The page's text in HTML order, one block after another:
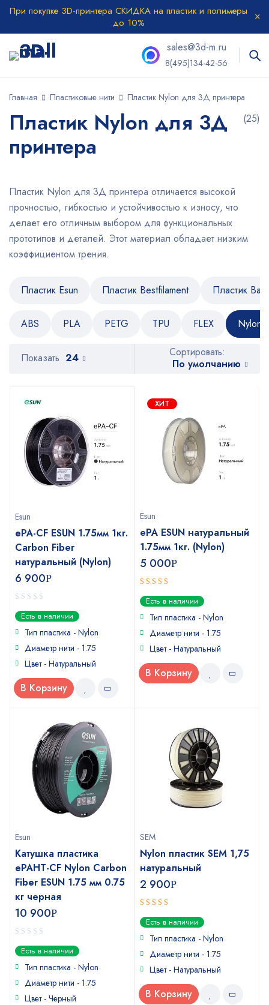
При покупке 3D-принтера СКИДКА на пластик и полимеры
до 10%
sales@3d-m.ru
8(495)134-42-56
Главная Пластиковые нити Пластик Nylon для 3Д принтера
Пластик Nylon для 3Д
принтера
(25)
Пластик Nylon для 3Д принтера отличается высокой
прочностью, гибкостью и устойчивостью к износу, что
делает его отличным выбором для функциональных
прототипов и деталей. Этот материал обладает низким
коэффициентом трения.
Пластик Esun Пластик Bestfilament Пластик
ABS PLA PETG TPU FLEX Nylon
Сортировать:
По умолчанию
Показать 24
Esun
ePA-CF ESUN 1.75мм 1кг.
Carbon Fiber
натуральный (Nylon)
6 900Р
0
out
of
Есть в наличии
Тип пластика - Nylon
Диаметр нити - 1.75
Цвет - Натуральный
В Корзину
ХИТ
Esun
ePA ESUN натуральный
1.75мм 1кг. (Nylon)
5 000Р
5out of 5
Есть в наличии
Тип пластика - Nylon
Диаметр нити - 1.75
Цвет - Натуральный
В Корзину
Esun
Катушка пластика
ePAHT-CF Nylon Carbon
Fiber ESUN 1.75 мм 0.75
кг черная
10 900Р
0
out
of
Есть в наличии
Тип пластика - Nylon
Диаметр нити - 1.75
Цвет - Черный
SEM
Nylon пластик SEM 1,75
натуральный
2 900Р
4.5out of
5Есть в наличии
Тип пластика - Nylon
Диаметр нити - 1.75
Цвет - Натуральный
В Корзину